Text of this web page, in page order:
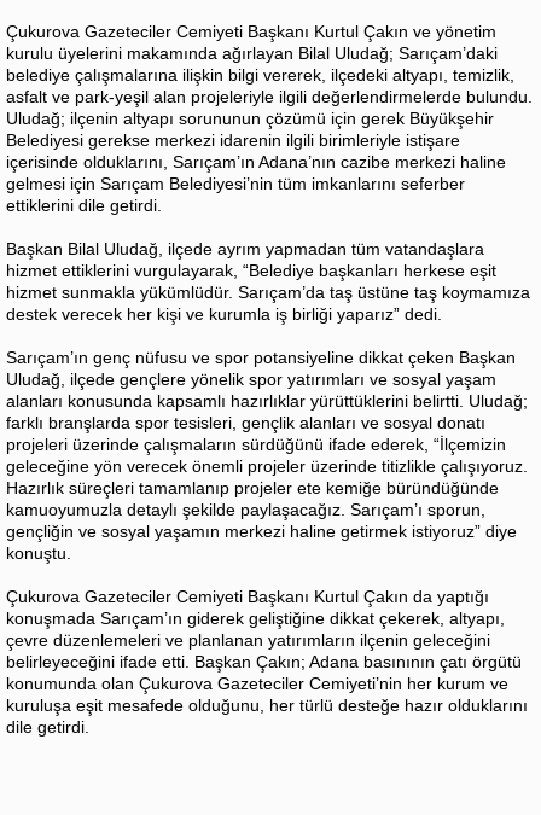
Çukurova Gazeteciler Cemiyeti Başkanı Kurtul Çakın ve yönetim
kurulu üyelerini makamında ağırlayan Bilal Uludağ; Sarıçam’daki
belediye çalışmalarına ilişkin bilgi vererek, ilçedeki altyapı, temizlik,
asfalt ve park-yeşil alan projeleriyle ilgili değerlendirmelerde bulundu.
Uludağ; ilçenin altyapı sorununun çözümü için gerek Büyükşehir
Belediyesi gerekse merkezi idarenin ilgili birimleriyle istişare
içerisinde olduklarını, Sarıçam’ın Adana’nın cazibe merkezi haline
gelmesi için Sarıçam Belediyesi’nin tüm imkanlarını seferber
ettiklerini dile getirdi.
Başkan Bilal Uludağ, ilçede ayrım yapmadan tüm vatandaşlara
hizmet ettiklerini vurgulayarak, “Belediye başkanları herkese eşit
hizmet sunmakla yükümlüdür. Sarıçam’da taş üstüne taş koymamıza
destek verecek her kişi ve kurumla iş birliği yaparız” dedi.
Sarıçam’ın genç nüfusu ve spor potansiyeline dikkat çeken Başkan
Uludağ, ilçede gençlere yönelik spor yatırımları ve sosyal yaşam
alanları konusunda kapsamlı hazırlıklar yürüttüklerini belirtti. Uludağ;
farklı branşlarda spor tesisleri, gençlik alanları ve sosyal donatı
projeleri üzerinde çalışmaların sürdüğünü ifade ederek, “İlçemizin
geleceğine yön verecek önemli projeler üzerinde titizlikle çalışıyoruz.
Hazırlık süreçleri tamamlanıp projeler ete kemiğe büründüğünde
kamuoyumuzla detaylı şekilde paylaşacağız. Sarıçam’ı sporun,
gençliğin ve sosyal yaşamın merkezi haline getirmek istiyoruz” diye
konuştu.
Çukurova Gazeteciler Cemiyeti Başkanı Kurtul Çakın da yaptığı
konuşmada Sarıçam’ın giderek geliştiğine dikkat çekerek, altyapı,
çevre düzenlemeleri ve planlanan yatırımların ilçenin geleceğini
belirleyeceğini ifade etti. Başkan Çakın; Adana basınının çatı örgütü
konumunda olan Çukurova Gazeteciler Cemiyeti’nin her kurum ve
kuruluşa eşit mesafede olduğunu, her türlü desteğe hazır olduklarını
dile getirdi.